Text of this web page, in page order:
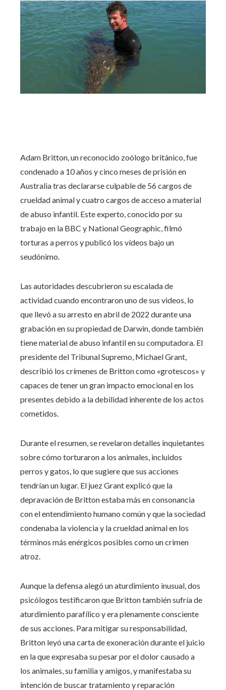
Adam Britton, un reconocido zoólogo británico, fue
condenado a 10 años y cinco meses de prisión en
Australia tras declararse culpable de 56 cargos de
crueldad animal y cuatro cargos de acceso a material
de abuso infantil. Este experto, conocido por su
trabajo en la BBC y National Geographic, filmó
torturas a perros y publicó los vídeos bajo un
seudónimo.
Las autoridades descubrieron su escalada de
actividad cuando encontraron uno de sus videos, lo
que llevó a su arresto en abril de 2022 durante una
grabación en su propiedad de Darwin, donde también
tiene material de abuso infantil en su computadora. El
presidente del Tribunal Supremo, Michael Grant,
describió los crímenes de Britton como «grotescos» y
capaces de tener un gran impacto emocional en los
presentes debido a la debilidad inherente de los actos
cometidos.
Durante el resumen, se revelaron detalles inquietantes
sobre cómo torturaron a los animales, incluidos
perros y gatos, lo que sugiere que sus acciones
tendrían un lugar. El juez Grant explicó que la
depravación de Britton estaba más en consonancia
con el entendimiento humano común y que la sociedad
condenaba la violencia y la crueldad animal en los
términos más enérgicos posibles como un crimen
atroz.
Aunque la defensa alegó un aturdimiento inusual, dos
psicólogos testificaron que Britton también sufría de
aturdimiento parafílico y era plenamente consciente
de sus acciones. Para mitigar su responsabilidad,
Britton leyó una carta de exoneración durante el juicio
en la que expresaba su pesar por el dolor causado a
los animales, su familia y amigos, y manifestaba su
intención de buscar tratamiento y reparación